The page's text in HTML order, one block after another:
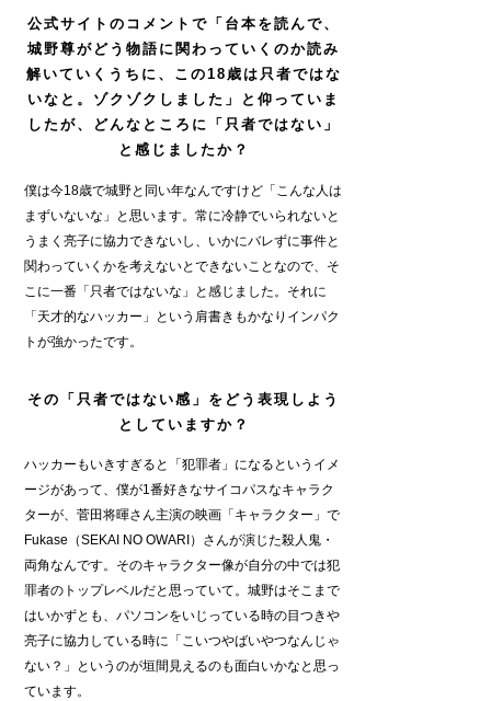
公式サイトのコメントで「台本を読んで、
城野尊がどう物語に関わっていくのか読み
解いていくうちに、この18歳は只者ではな
いなと。ゾクゾクしました」と仰っていま
したが、どんなところに「只者ではない」
と感じましたか？
僕は今18歳で城野と同い年なんですけど「こんな人は
まずいないな」と思います。常に冷静でいられないと
うまく亮子に協力できないし、いかにバレずに事件と
関わっていくかを考えないとできないことなので、そ
こに一番「只者ではないな」と感じました。それに
「天才的なハッカー」という肩書きもかなりインパク
トが強かったです。
その「只者ではない感」をどう表現しよう
としていますか？
ハッカーもいきすぎると「犯罪者」になるというイメ
ージがあって、僕が1番好きなサイコパスなキャラク
ターが、菅田将暉さん主演の映画「キャラクター」で
Fukase（SEKAI NO OWARI）さんが演じた殺人鬼・
両角なんです。そのキャラクター像が自分の中では犯
罪者のトップレベルだと思っていて。城野はそこまで
はいかずとも、パソコンをいじっている時の目つきや
亮子に協力している時に「こいつやばいやつなんじゃ
ない？」というのが垣間見えるのも面白いかなと思っ
ています。